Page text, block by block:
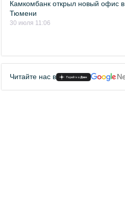
Камкомбанк открыл новый офис в
Тюмени
30 июля 11:06
Читайте нас в